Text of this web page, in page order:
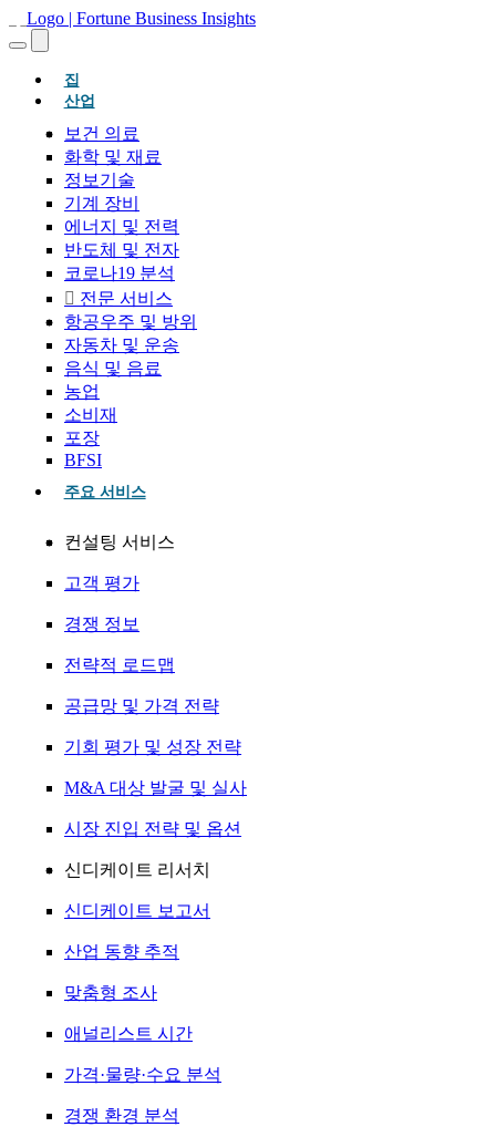
집(현재의)
산업
보건 의료
화학 및 재료
정보기술
기계 장비
에너지 및 전력
반도체 및 전자
코로나19 분석
전문 서비스
항공우주 및 방위
자동차 및 운송
음식 및 음료
농업
소비재
포장
BFSI
주요 서비스
컨설팅 서비스
고객 평가
경쟁 정보
전략적 로드맵
공급망 및 가격 전략
기회 평가 및 성장 전략
M&A 대상 발굴 및 실사
시장 진입 전략 및 옵션
신디케이트 리서치
신디케이트 보고서
산업 동향 추적
맞춤형 조사
애널리스트 시간
가격·물량·수요 분석
경쟁 환경 분석